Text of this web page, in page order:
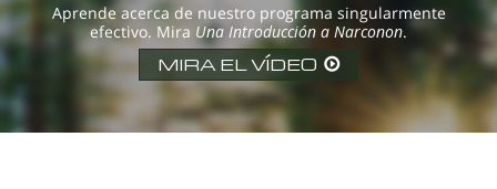
Aprende acerca de nuestro programa singularmente
efectivo. Mira Una Introducción a Narconon.
MIRA EL VÍDEO